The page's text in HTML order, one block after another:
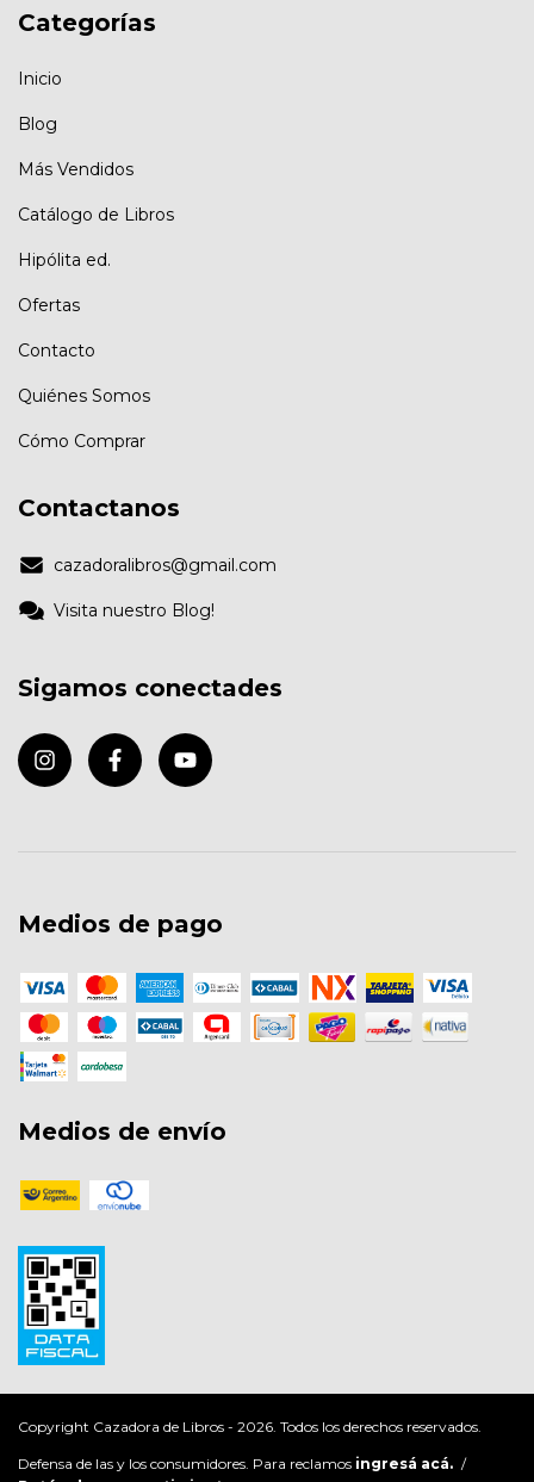
Categorías
Inicio
Blog
Más Vendidos
Catálogo de Libros
Hipólita ed.
Ofertas
Contacto
Quiénes Somos
Cómo Comprar
Contactanos
cazadoralibros@gmail.com
Visita nuestro Blog!
Sigamos conectades
Medios de pago
Medios de envío
Copyright Cazadora de Libros - 2026. Todos los derechos reservados.
Defensa de las y los consumidores. Para reclamos ingresá acá. /